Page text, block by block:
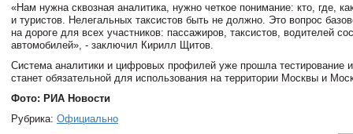
«Нам нужна сквозная аналитика, нужно четкое понимание: кто, где,
и туристов. Нелегальных таксистов быть не должно. Это вопрос
на дороге для всех участников: пассажиров, таксистов, водителей
автомобилей», - заключил Кирилл Щитов.
Система аналитики и цифровых профилей уже прошла тестирование и
станет обязательной для использования на территории Москвы и
Фото: РИА Новости
Рубрика: Официально